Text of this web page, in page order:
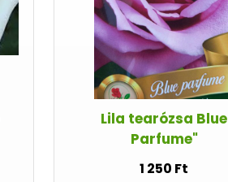
Lila tearózsa Blue
Parfume"
1 250 Ft